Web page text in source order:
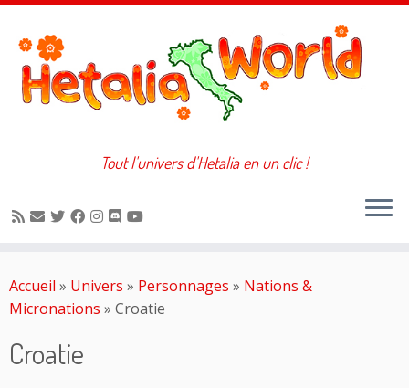
au
contenu
Tout l'univers d'Hetalia en un clic !
Accueil » Univers » Personnages » Nations &
Micronations » Croatie
Croatie